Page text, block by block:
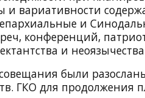
и вариативности
и
конференций,
и
были
ГКО для продолжения